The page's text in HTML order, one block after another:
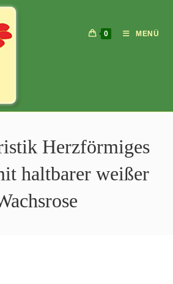
0 MENÜ
Herzförmiges
haltbarer weißer